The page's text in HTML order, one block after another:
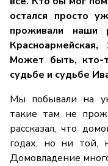
остался просто
проживали наши
Может быть, кто-
судьбе и судьбе
Мы побывали на
такие там не
рассказал, что
годах, но ни той,
Домовладение